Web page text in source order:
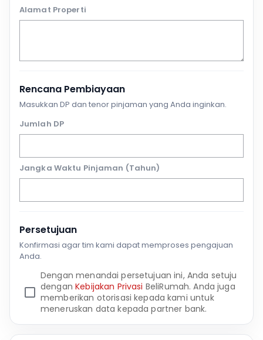
Alamat Properti
Rencana Pembiayaan
Masukkan DP dan tenor pinjaman yang Anda inginkan.
Jumlah DP
Jangka Waktu Pinjaman (Tahun)
Persetujuan
Konfirmasi agar tim kami dapat memproses pengajuan
Anda.
Dengan menandai persetujuan ini, Anda setuju
denganKebijakan Privasi BeliRumah. Anda juga
memberikan otorisasi kepada kami untuk
meneruskan data kepada partner bank.